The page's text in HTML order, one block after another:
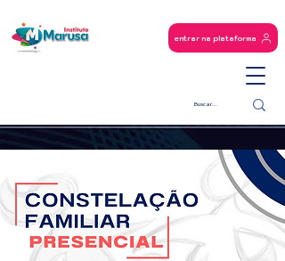
entrar na plataforma